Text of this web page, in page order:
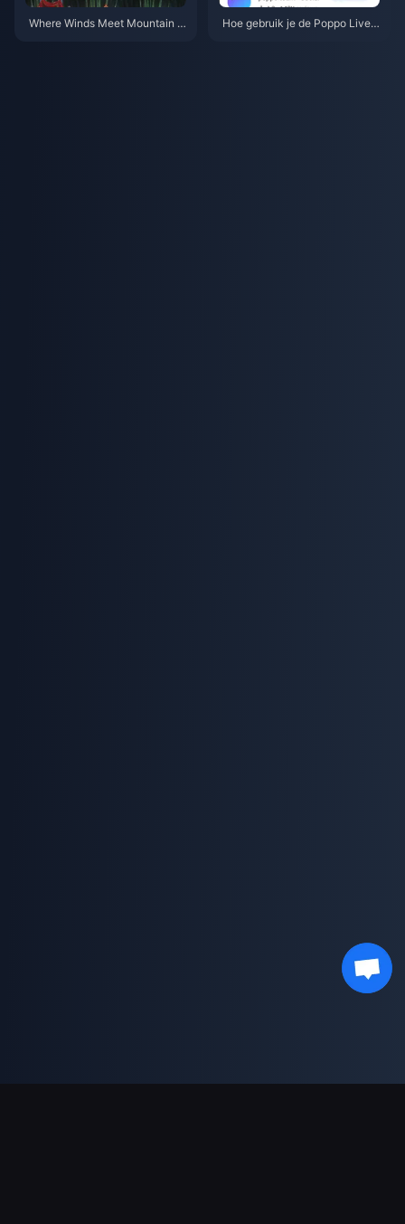
Where Winds Meet Mountain A
Hoe gebruik je de Poppo Live-